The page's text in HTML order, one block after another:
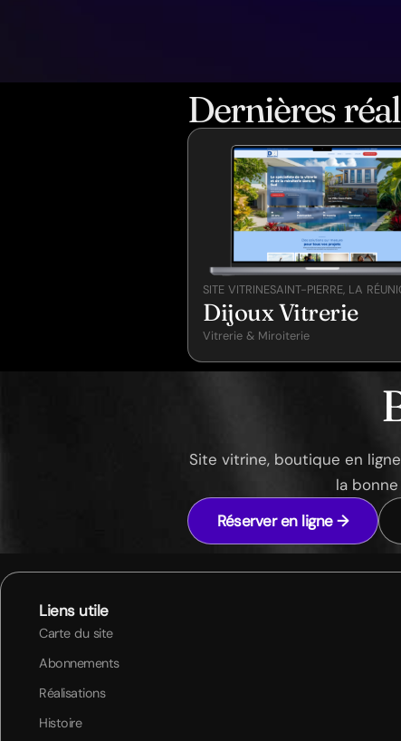
Dernières
SITE VITRINESAINT-PIERRE, LA
Dijoux Vitrerie
Vitrerie & Miroiterie
Site vitrine, boutique en
la
Réserver en ligne →
Liens utile
Carte du site
Abonnements
Réalisations
Histoire